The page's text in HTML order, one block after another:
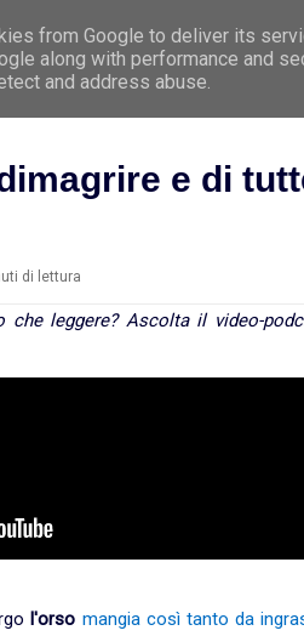
Home
e di
di lettura
che leggere? Ascolta il video-
l'orso mangia così tanto da
from Google to deliver its
along with performance and
and address abuse.